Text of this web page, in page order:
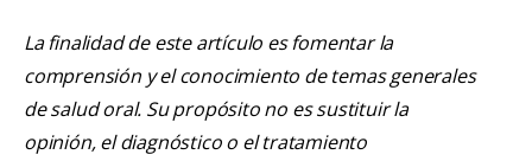
La finalidad de este artículo es fomentar la
comprensión y el conocimiento de temas generales
de salud oral. Su propósito no es sustituir la
opinión, el diagnóstico o el tratamiento